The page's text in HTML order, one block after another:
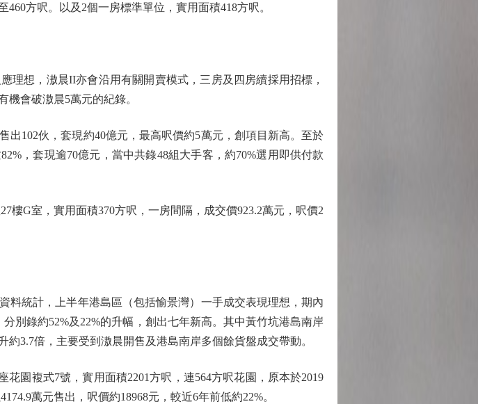
方呎。以及2個一房標準單位，實用面積418方呎。
想，滶晨II亦會沿用有關開賣模式，三房及四房續採用招標，
會破滶晨5萬元的紀錄。
102伙，套現約40億元，最高呎價約5萬元，創項目新高。至於
，套現逾70億元，當中共錄48組大手客，約70%選用即供付款
G室，實用面積370方呎，一房間隔，成交價923.2萬元，呎價2
統計，上半年港島區（包括愉景灣）一手成交表現理想，期內
別錄約52%及22%的升幅，創出七年新高。其中黃竹坑港島南岸
3.7倍，主要受到滶晨開售及港島南岸多個餘貨盤成交帶動。
複式7號，實用面積2201方呎，連564方呎花園，原本於2019
萬元售出，呎價約18968元，較近6年前低約22%。